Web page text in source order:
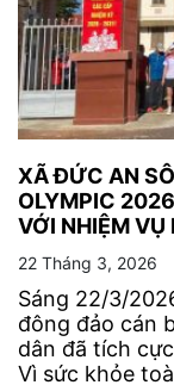
XÃ ĐỨC AN
OLYMPIC
VỚI NHIỆM VỤ
22 Tháng 3, 2026
Sáng 22/3/
đông đảo cán
dân đã tích
Vì sức khỏe